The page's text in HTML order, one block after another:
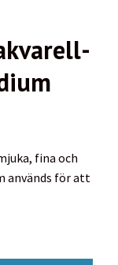
fina och
används för att